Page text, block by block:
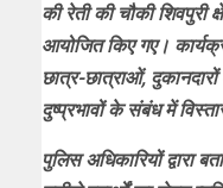
की रेती की चौकी शिवपुरी
आयोजित किए गए।
छात्र-छात्राओं,
दुष्प्रभावों के संबंध में
पुलिस अधिकारियों द्वारा